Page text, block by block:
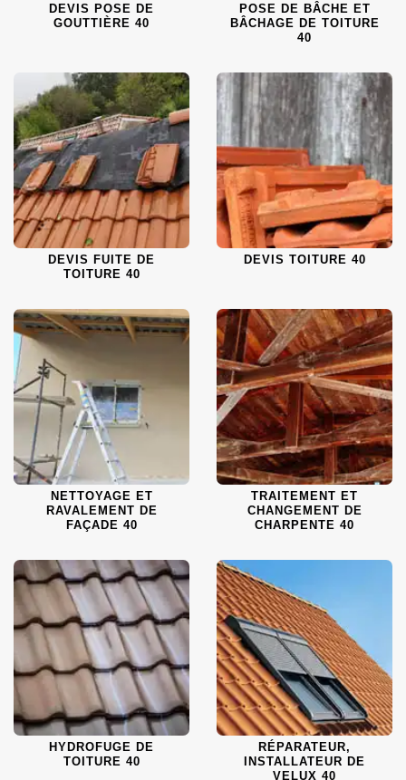
DEVIS POSE DE
GOUTTIÈRE 40
POSE DE BÂCHE ET
BÂCHAGE DE TOITURE
40
DEVIS FUITE DE
TOITURE 40
DEVIS TOITURE 40
NETTOYAGE ET
RAVALEMENT DE
FAÇADE 40
TRAITEMENT ET
CHANGEMENT DE
CHARPENTE 40
HYDROFUGE DE
TOITURE 40
RÉPARATEUR,
INSTALLATEUR DE
VELUX 40